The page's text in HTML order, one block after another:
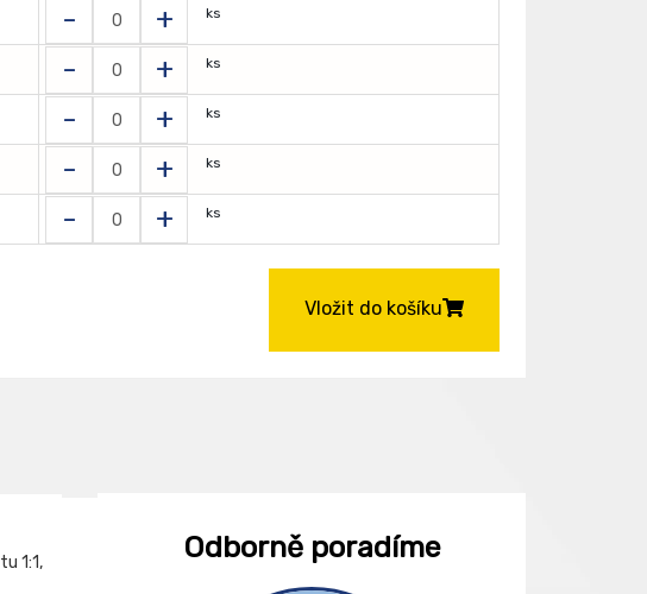
- + ks
- + ks
- + ks
- + ks
- + ks
Vložit do košíku
1:1,
Odborně poradíme